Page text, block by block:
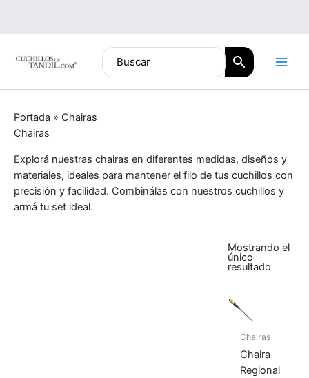
contenido
Portada » Chairas
Chairas
Explorá nuestras chairas en diferentes medidas, diseños y
materiales, ideales para mantener el filo de tus cuchillos con
precisión y facilidad. Combinálas con nuestros cuchillos y
armá tu set ideal.
Mostrando el
único
resultado
Chairas
Chaira
Regional